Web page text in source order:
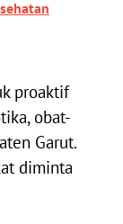
proaktif
obat-
Garut.
diminta